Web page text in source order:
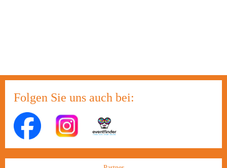
Folgen Sie uns auch bei: